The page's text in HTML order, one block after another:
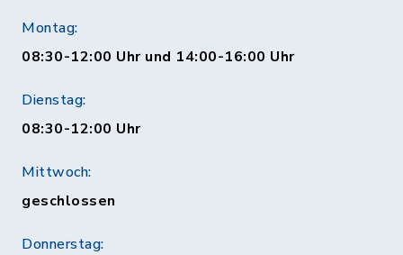
Montag:
08:30-12:00 Uhr und 14:00-16:00 Uhr
Dienstag:
08:30-12:00 Uhr
Mittwoch:
geschlossen
Donnerstag: